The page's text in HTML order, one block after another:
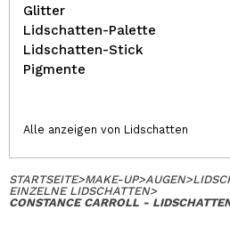
Glitter
Lidschatten-Palette
Lidschatten-Stick
Pigmente
Alle anzeigen von Lidschatten
STARTSEITE>MAKE-UP>AUGEN>
EINZELNE LIDSCHATTEN>
CONSTANCE CARROLL -